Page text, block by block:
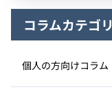
コラムカテゴリ
個人の方向けコラム